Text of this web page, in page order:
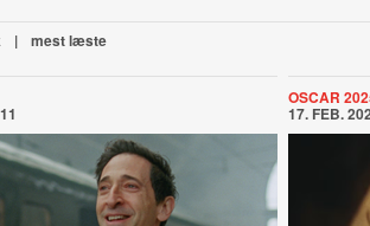
| mest læste
OSCAR
17. FEB.